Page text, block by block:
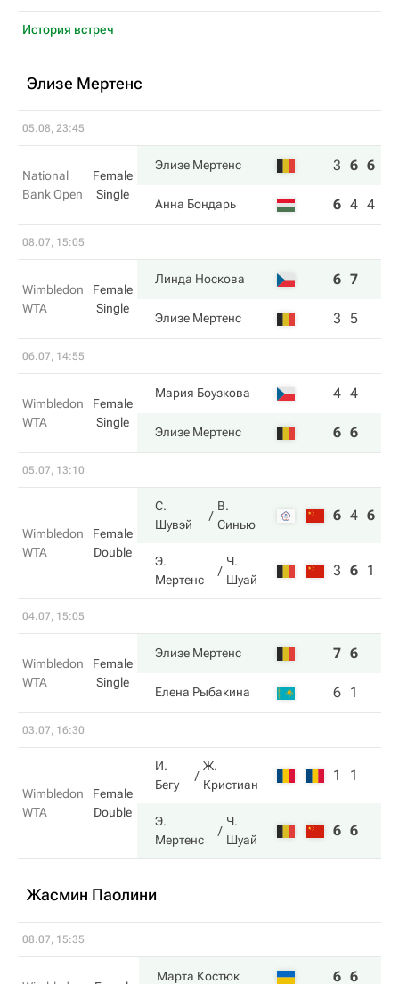
История встреч
Элизе Мертенс
05.08, 23:45
National
Bank Open
Female
Single
Элизе Мертенс 3 6 6
Анна Бондарь 6 4 4
08.07, 15:05
Wimbledon
WTA
Female
Single
Линда Носкова 6 7
Элизе Мертенс 3 5
06.07, 14:55
Wimbledon
WTA
Female
Single
Мария Боузкова 4 4
Элизе Мертенс 6 6
05.07, 13:10
Wimbledon
WTA
Female
Double
С.
Шувэй
В.
Синью
6 4 6
Э.
Мертенс
Ч.
Шуай
3 6 1
04.07, 15:05
Wimbledon
WTA
Female
Single
Элизе Мертенс 7 6
Елена Рыбакина 6 1
03.07, 16:30
Wimbledon
WTA
Female
Double
И.
Бегу
Ж.
Кристиан
1 1
Э.
Мертенс
Ч.
Шуай
6 6
Жасмин Паолини
08.07, 15:35
Марта Костюк 6 6